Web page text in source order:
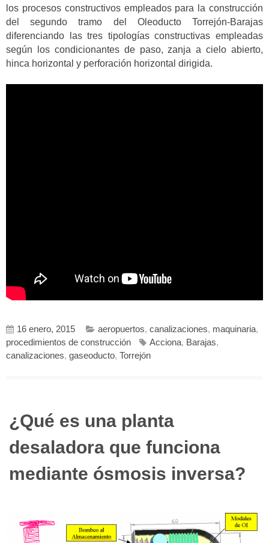
los procesos constructivos empleados para la construcción
del segundo tramo del Oleoducto Torrejón-Barajas
diferenciando las tres tipologías constructivas empleadas
según los condicionantes de paso, zanja a cielo abierto,
hinca horizontal y perforación horizontal dirigida.
16 enero, 2015 aeropuertos, canalizaciones, maquinaria,
procedimientos de construcción
Acciona, Barajas,
canalizaciones, gaseoducto, Torrejón
¿Qué es una planta
desaladora que funciona
mediante ósmosis inversa?